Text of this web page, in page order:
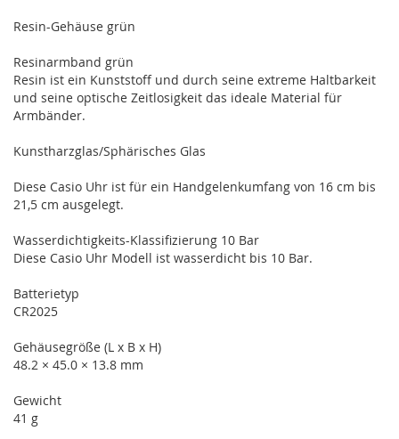
Resin-Gehäuse grün
Resinarmband grün
Resin ist ein Kunststoff und durch seine extreme Haltbarkeit
und seine optische Zeitlosigkeit das ideale Material für
Armbänder.
Kunstharzglas/Sphärisches Glas
Diese Casio Uhr ist für ein Handgelenkumfang von 16 cm bis
21,5 cm ausgelegt.
Wasserdichtigkeits-Klassifizierung 10 Bar
Diese Casio Uhr Modell ist wasserdicht bis 10 Bar.
Batterietyp
CR2025
Gehäusegröße (L x B x H)
48.2 × 45.0 × 13.8 mm
Gewicht
41 g